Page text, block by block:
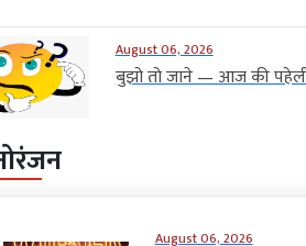
August 06, 2026
बुझो तो जाने — आज की
August 06, 2026